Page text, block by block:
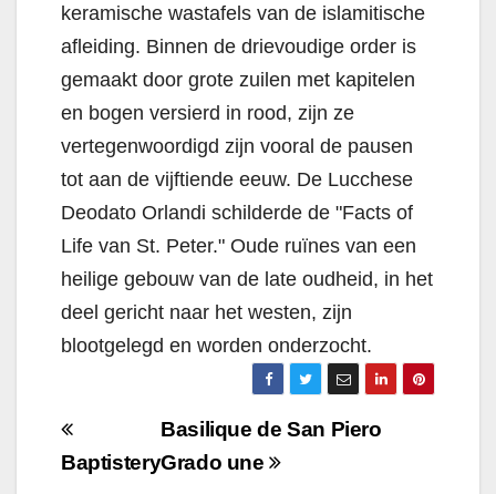
keramische wastafels van de islamitische
afleiding. Binnen de drievoudige order is
gemaakt door grote zuilen met kapitelen
en bogen versierd in rood, zijn ze
vertegenwoordigd zijn vooral de pausen
tot aan de vijftiende eeuw. De Lucchese
Deodato Orlandi schilderde de "Facts of
Life van St. Peter." Oude ruïnes van een
heilige gebouw van de late oudheid, in het
deel gericht naar het westen, zijn
blootgelegd en worden onderzocht.
Navigazione
articoli
Basilique de San Piero
Grado une
Baptistery